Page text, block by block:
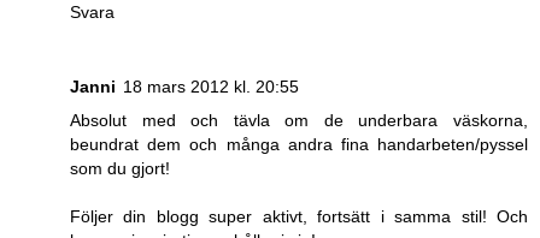
Svara
Janni 18 mars 2012 kl. 20:55
Absolut med och tävla om de underbara väskorna,
beundrat dem och många andra fina handarbeten/pyssel
som du gjort!
Följer din blogg super aktivt, fortsätt i samma stil! Och